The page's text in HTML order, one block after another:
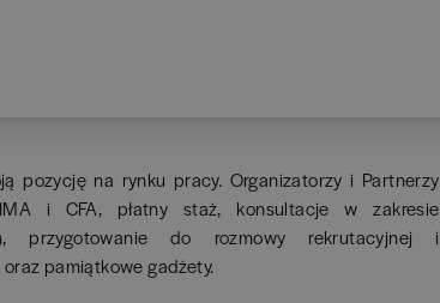
pozycję na rynku pracy. Organizatorzy i Partnerzy
i CFA, płatny staż, konsultacje w zakresie
przygotowanie do rozmowy rekrutacyjnej i
pamiątkowe gadżety.